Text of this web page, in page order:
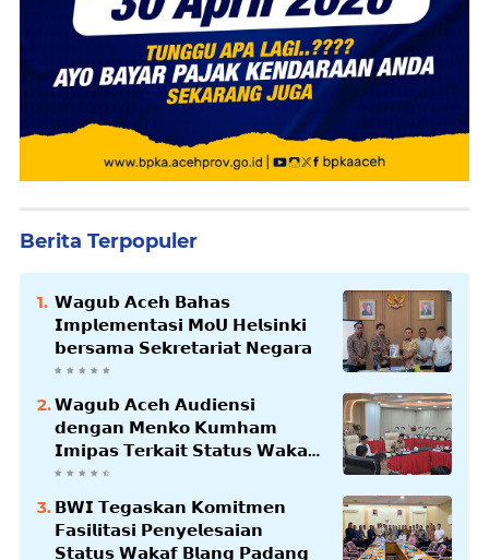
Berita Terpopuler
𝗪𝗮𝗴𝘂𝗯 𝗔𝗰𝗲𝗵 𝗕𝗮𝗵𝗮𝘀
𝗜𝗺𝗽𝗹𝗲𝗺𝗲𝗻𝘁𝗮𝘀𝗶 𝗠𝗼𝗨 𝗛𝗲𝗹𝘀𝗶𝗻𝗸𝗶
𝗯𝗲𝗿𝘀𝗮𝗺𝗮 𝗦𝗲𝗸𝗿𝗲𝘁𝗮𝗿𝗶𝗮𝘁 𝗡𝗲𝗴𝗮𝗿𝗮
𝗪𝗮𝗴𝘂𝗯 𝗔𝗰𝗲𝗵 𝗔𝘂𝗱𝗶𝗲𝗻𝘀𝗶
𝗱𝗲𝗻𝗴𝗮𝗻 𝗠𝗲𝗻𝗸𝗼 𝗞𝘂𝗺𝗵𝗮𝗺
𝗜𝗺𝗶𝗽𝗮𝘀 𝗧𝗲𝗿𝗸𝗮𝗶𝘁 𝗦𝘁𝗮𝘁𝘂𝘀 𝗪𝗮𝗸𝗮𝗳
𝗕𝗹𝗮𝗻𝗴𝗽𝗮𝗱𝗮𝗻𝗴
𝗕𝗪𝗜 𝗧𝗲𝗴𝗮𝘀𝗸𝗮𝗻 𝗞𝗼𝗺𝗶𝘁𝗺𝗲𝗻
𝗙𝗮𝘀𝗶𝗹𝗶𝘁𝗮𝘀𝗶 𝗣𝗲𝗻𝘆𝗲𝗹𝗲𝘀𝗮𝗶𝗮𝗻
𝗦𝘁𝗮𝘁𝘂𝘀 𝗪𝗮𝗸𝗮𝗳 𝗕𝗹𝗮𝗻𝗴 𝗣𝗮𝗱𝗮𝗻𝗴